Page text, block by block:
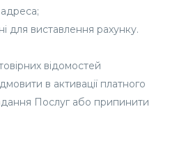
для виставлення рахунку.
відомостей
в активації платного
Послуг або припинити